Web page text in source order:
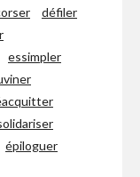
défiler
essimpler
épiloguer